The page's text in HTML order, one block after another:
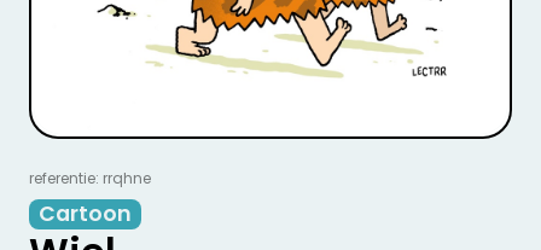
referentie: rrqhne
Cartoon